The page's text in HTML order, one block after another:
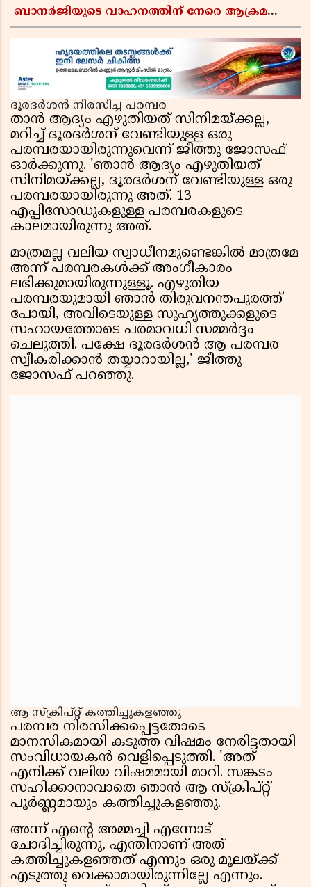
ബാനർജിയുടെ വാഹനത്തിന് നേരെ ആക്രമണം;
ദൂരദർശൻ നിരസിച്ച പരമ്പര
താൻ ആദ്യം എഴുതിയത് സിനിമയ്ക്കല്ല,
മറിച്ച് ദൂരദർശന് വേണ്ടിയുള്ള ഒരു
പരമ്പരയായിരുന്നുവെന്ന് ജീത്തു ജോസഫ്
ഓർക്കുന്നു. 'ഞാൻ ആദ്യം എഴുതിയത്
സിനിമയ്ക്കല്ല, ദൂരദർശന് വേണ്ടിയുള്ള ഒരു
പരമ്പരയായിരുന്നു അത്. 13
എപ്പിസോഡുകളുള്ള പരമ്പരകളുടെ
കാലമായിരുന്നു അത്.
മാത്രമല്ല വലിയ സ്വാധീനമുണ്ടെങ്കിൽ മാത്രമേ
അന്ന് പരമ്പരകൾക്ക് അംഗീകാരം
ലഭിക്കുമായിരുന്നുള്ളൂ. എഴുതിയ
പരമ്പരയുമായി ഞാൻ തിരുവനന്തപുരത്ത്
പോയി, അവിടെയുള്ള സുഹൃത്തുക്കളുടെ
സഹായത്തോടെ പരമാവധി സമ്മർദ്ദം
ചെലുത്തി. പക്ഷേ ദൂരദർശൻ ആ പരമ്പര
സ്വീകരിക്കാൻ തയ്യാറായില്ല,' ജീത്തു
ജോസഫ് പറഞ്ഞു.
ആ സ്ക്രിപ്റ്റ് കത്തിച്ചുകളഞ്ഞു
പരമ്പര നിരസിക്കപ്പെട്ടതോടെ
മാനസികമായി കടുത്ത വിഷമം നേരിട്ടതായി
സംവിധായകൻ വെളിപ്പെടുത്തി. 'അത്
എനിക്ക് വലിയ വിഷമമായി മാറി. സങ്കടം
സഹിക്കാനാവാതെ ഞാൻ ആ സ്ക്രിപ്റ്റ്
പൂർണ്ണമായും കത്തിച്ചുകളഞ്ഞു.
അന്ന് എൻ്റെ അമ്മച്ചി എന്നോട്
ചോദിച്ചിരുന്നു, എന്തിനാണ് അത്
കത്തിച്ചുകളഞ്ഞത് എന്നും ഒരു മൂലയ്ക്ക്
എടുത്തു വെക്കാമായിരുന്നില്ലേ എന്നും.